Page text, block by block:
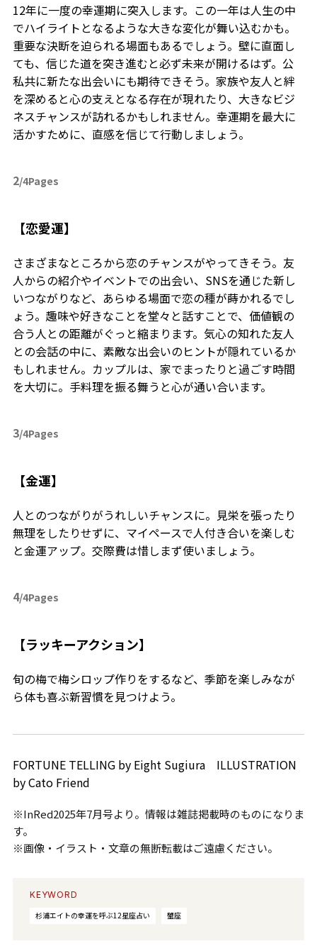
12年に一度の幸運期に突入します。この一年は人生の中
でハイライトとなるような大きな変化が舞い込むかも。
重要な決断を迫られる場面もあるでしょう。壁に直面し
ても、信じた道を突き進むと必ず未来が開けるはず。公
私共に新たな出会いにも期待できそう。家族や友人と絆
を深めると心の支えとなる存在が現れたり、大きなビジ
ネスチャンスが訪れるかもしれません。幸運期を最大に
活かすために、直感を信じて行動しましょう。
2/4Pages
【恋愛運】
さまざまなところから恋のチャンスがやってきそう。友
人からの紹介やイベントでの出会い、SNSを通じた新し
いつながりなど、あらゆる場面で恋の種が蒔かれるでし
ょう。趣味や好きなことを堂々と話すことで、価値観の
合う人との距離がぐっと縮まります。気心の知れた友人
との会話の中に、素敵な出会いのヒントが隠れているか
もしれません。カップルは、家でまったりと過ごす時間
を大切に。手料理を振る舞うと心が通い合います。
3/4Pages
【金運】
人とのつながりがうれしいチャンスに。見栄を張ったり
無理をしたりせずに、マイペースで人付き合いを楽しむ
と金運アップ。交際費は惜しまず使いましょう。
4/4Pages
【ラッキーアクション】
旬の梅で梅シロップ作りをするなど、季節を楽しみなが
ら体も喜ぶ新習慣を見つけよう。
FORTUNE TELLING by Eight Sugiura ILLUSTRATION
by Cato Friend
※InRed2025年7月号より。情報は雑誌掲載時のものになりま
す。
※画像・イラスト・文章の無断転載はご遠慮ください。
KEYWORD
杉浦エイトの幸運を呼ぶ12星座占い
蟹座